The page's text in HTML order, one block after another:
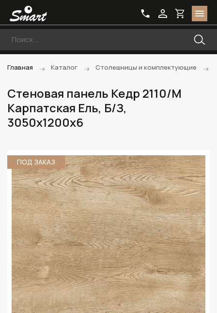
Главная Каталог Столешницы и комплектующие
Стеновая панель Кедр 2110/M
Карпатская Ель, Б/З,
3050х1200х6
ПОД ЗАКАЗ